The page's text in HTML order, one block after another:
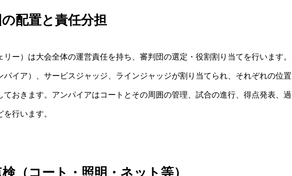
配置と責任分担
リー）は大会全体の運営責任を持ち、審判団の選定・役割割り当てを行います。
パイア）、サービスジャッジ、ラインジャッジが割り当てられ、それぞれの位置
ておきます。アンパイアはコートとその周囲の管理、試合の進行、得点発表、過
行います。
（コート・照明・ネット等）